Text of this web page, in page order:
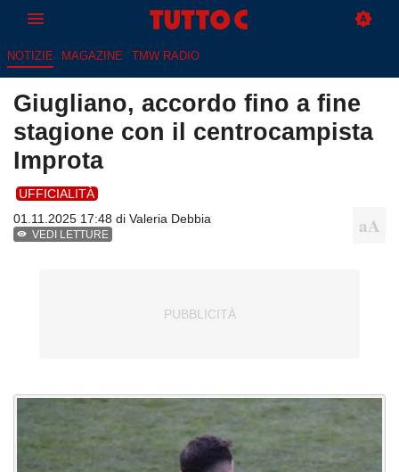
NOTIZIE MAGAZINE TMW RADIO
Giugliano, accordo fino a fine
stagione con il centrocampista
Improta
UFFICIALITÀ
01.11.2025 17:48 di Valeria Debbia
VEDI LETTURE